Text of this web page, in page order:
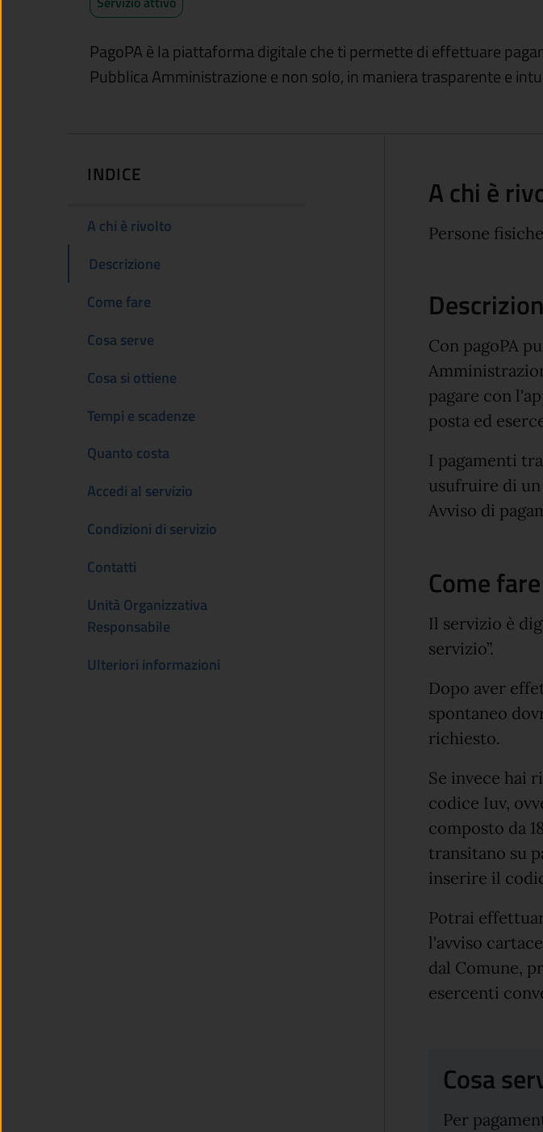
PagoPA è la piattaforma digitale che ti permette di effettuare
Pubblica Amministrazione e non solo, in maniera trasparente e
INDICE
A chi è rivolto
Descrizione
Come fare
Cosa serve
Cosa si ottiene
Tempi e scadenze
Quanto costa
Accedi al servizio
Condizioni di servizio
Contatti
Unità Organizzativa
Responsabile
Ulteriori informazioni
A chi è
Persone
Con pagoPA
pagare con
posta ed
I pagamenti
usufruire di
Avviso di
Come fare
Il servizio è
servizio”.
Dopo aver
spontaneo
richiesto.
Se invece hai
codice Iuv,
composto da
transitano su
inserire il
Potrai
l'avviso
dal Comune,
esercenti
Cosa
Per